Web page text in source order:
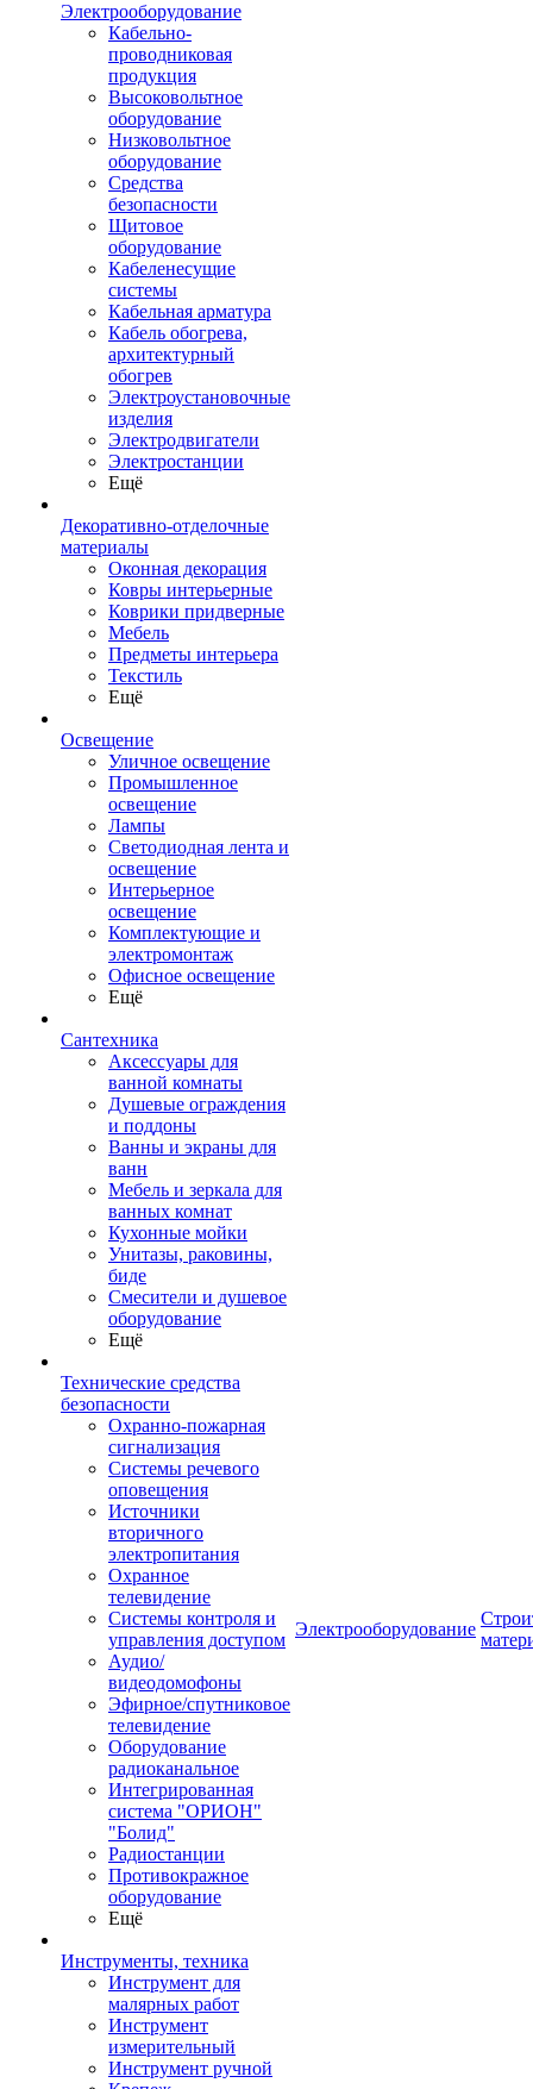
Электрооборудование
Кабельно-
проводниковая
продукция
Высоковольтное
оборудование
Низковольтное
оборудование
Средства
безопасности
Щитовое
оборудование
Кабеленесущие
системы
Кабельная арматура
Кабель обогрева,
архитектурный
обогрев
Электроустановочные
изделия
Электродвигатели
Электростанции
Ещё
Декоративно-отделочные
материалы
Оконная декорация
Ковры интерьерные
Коврики придверные
Мебель
Предметы интерьера
Текстиль
Ещё
Освещение
Уличное освещение
Промышленное
освещение
Лампы
Светодиодная лента и
освещение
Интерьерное
освещение
Комплектующие и
электромонтаж
Офисное освещение
Ещё
Сантехника
Аксессуары для
ванной комнаты
Душевые ограждения
и поддоны
Ванны и экраны для
ванн
Мебель и зеркала для
ванных комнат
Кухонные мойки
Унитазы, раковины,
биде
Смесители и душевое
оборудование
Ещё
Технические средства
безопасности
Охранно-пожарная
сигнализация
Системы речевого
оповещения
Источники
вторичного
электропитания
Охранное
телевидение
Системы контроля и
управления доступом
Аудио/
видеодомофоны
Эфирное/спутниковое
телевидение
Оборудование
радиоканальное
Интегрированная
система "ОРИОН"
"Болид"
Радиостанции
Противокражное
оборудование
Ещё
Инструменты, техника
Инструмент для
малярных работ
Инструмент
измерительный
Инструмент ручной
Электрооборудование